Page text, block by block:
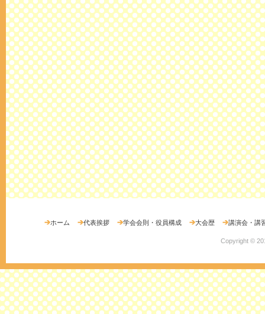
ホーム 代表挨拶 学会会則・役員構成 大会歴 講演会・講
Copyright ©